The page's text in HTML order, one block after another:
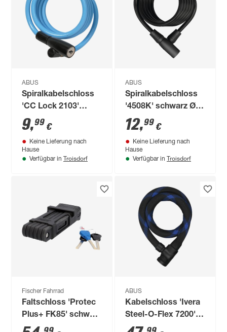
ABUS
Spiralkabelschloss
'CC Lock 2103'
farblich sortiert 150
cm
9,99 €
Keine Lieferung nach
Hause
Verfügbar in Troisdorf
ABUS
Spiralkabelschloss
'4508K' schwarz Ø
0,8 x 150 cm
12,99 €
Keine Lieferung nach
Hause
Verfügbar in Troisdorf
Fischer Fahrrad
Faltschloss 'Protec
Plus+ FK85' schwarz
85 cm
ABUS
Kabelschloss 'Ivera
Steel-O-Flex 7200'
schwarz Ø 2,2 x 110